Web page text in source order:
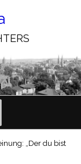
„Der du bist